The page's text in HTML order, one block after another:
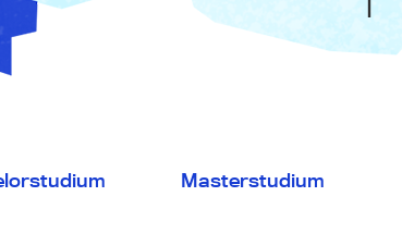
Masterstudium